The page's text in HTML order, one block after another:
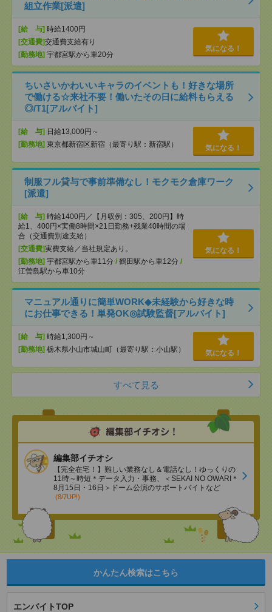
組立作業[派遣]
[給 与] 時給1400円
[交通費]交通費支給有り
[勤務地] 宇都宮駅から車20分
気になる！
ちいさいかわいいキャラのイベントも！好きな場所
で働ける☆来社不要！働いたその日に給料もらえる
◎/T1[アルバイト]
[給 与] 日給13,000円～
[勤務地] 東京都新宿区新宿（最寄り駅：新宿駅） 気になる！
制服フル貸与で事前準備なし！モクモク倉庫ワーク
[派遣]
[給 与] 時給1400円／【月収例：305、200円】時
給1、400円×実働8時間×21日勤務+残業40時間の場
合（交通費別途支給）
[交通費]実費支給／当社規定あり。
[勤務地] 宇都宮駅から車11分 / 鶴田駅から車12分 /
江曽島駅から車10分
気になる！
マニュアル通りに簡単WORK◆未経験から好きな時
にお仕事できる！単発OK◎試験監督[アルバイト]
[給 与] 時給1,300円～
[勤務地] 栃木県小山市城山町（最寄り駅：小山駅） 気になる！
すべて見る
編集部イチオシ
【完全在宅！】難しい業務なし＆電話なし！ゆっくりの
11時～時短＊データ入力・事務、＜SEKAI NO OWARI＊
8月15日・16日＞ドーム公演のサポートバイトなど
(8/7UP!)
かんたん検索はこちら
エンバイトTOP